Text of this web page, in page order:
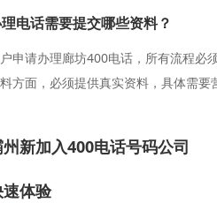
电话需要提交哪些资料？
申请办理廊坊400电话，所有流程必
方面，必须提供真实资料，具体需要
理协议加公章等资料。
新加入400电话号码公司
体验